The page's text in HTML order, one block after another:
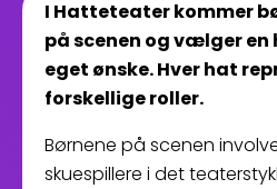
I Hatteteater kommer
på scenen og vælger
eget ønske. Hver hat
forskellige roller.
Børnene på scenen
skuespillere i det